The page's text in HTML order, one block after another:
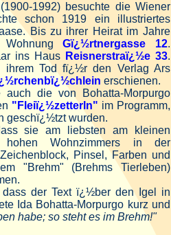
1992) besuchte die Wiener
schon 1919 ein illustriertes
Bis zu ihrer Heirat im Jahre
WohnungGï¿½rtnergasse 12.
ins Haus Reisnerstraï¿½e 33.
Tod fï¿½r den Verlag Ars
erschienen.
die von Bohatta-Morpurgo
"Fleiï¿½zetterln" im Programm,
geschï¿½tzt wurden.
sie am liebsten am kleinen
Wohnzimmers in der
Pinsel, Farben und
"Brehm" (Brehms Tierleben)
der Text ï¿½ber den Igel in
Ida Bohatta-Morpurgo kurz und
habe; so steht es im Brehm!"